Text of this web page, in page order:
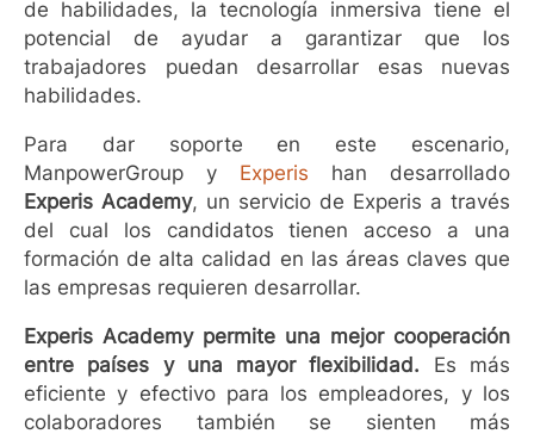
de habilidades, la tecnología inmersiva tiene el
potencial de ayudar a garantizar que los
trabajadores puedan desarrollar esas nuevas
habilidades.
Para dar soporte en este escenario,
ManpowerGroup y Experis han desarrollado
Experis Academy, un servicio de Experis a través
del cual los candidatos tienen acceso a una
formación de alta calidad en las áreas claves que
las empresas requieren desarrollar.
Experis Academy permite una mejor cooperación
entre países y una mayor flexibilidad. Es más
eficiente y efectivo para los empleadores, y los
colaboradores también se sienten más